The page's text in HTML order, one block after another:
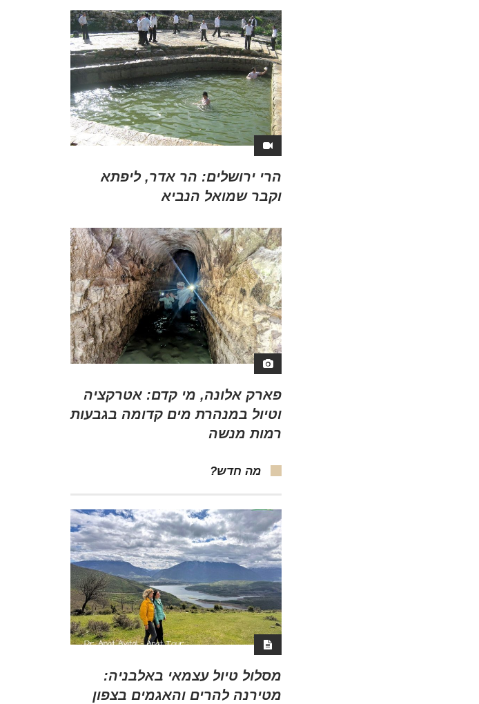
הרי ירושלים: הר אדר, ליפתא
וקבר שמואל הנביא
פארק אלונה, מי קדם: אטרקציה
וטיול במנהרת מים קדומה בגבעות
רמות מנשה
מה חדש?
מסלול טיול עצמאי באלבניה:
מטירנה להרים והאגמים בצפון